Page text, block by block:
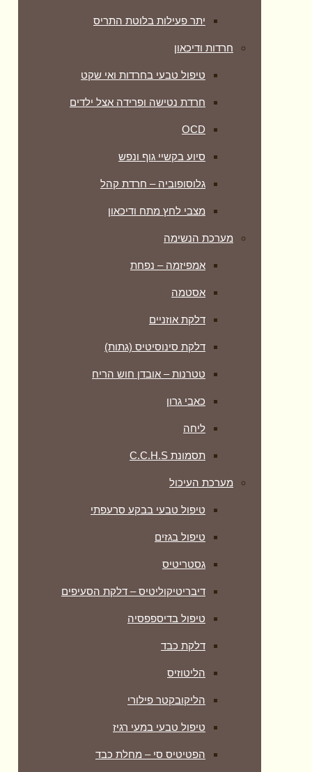
יתר פעילות בלוטת התריס
חרדות ודיכאון
טיפול טבעי בחרדות ואי שקט
חרדת נטישה ופרידה אצל ילדים
OCD
סיוע בקשיי גוף ונפש
גלוסופוביה – חרדת קהל
מצבי לחץ מתח ודיכאון
מערכת הנשימה
אמפיזמה – נפחת
אסטמה
דלקת אוזניים
דלקת סינוסיטיס (גתות)
טטרנות – אובדן חוש הריח
כאבי גרון
ליחה
תסמונת C.C.H.S
מערכת העיכול
טיפול טבעי בבקע סרעפתי
טיפול בגזים
גסטריטיס
דיבריטיקוליטיס – דלקת הסעיפים
טיפול בדיספפסיה
דלקת כבד
הליטוזיס
הליקובקטר פילורי
טיפול טבעי במעי רגיז
הפטיטיס סי – מחלת כבד